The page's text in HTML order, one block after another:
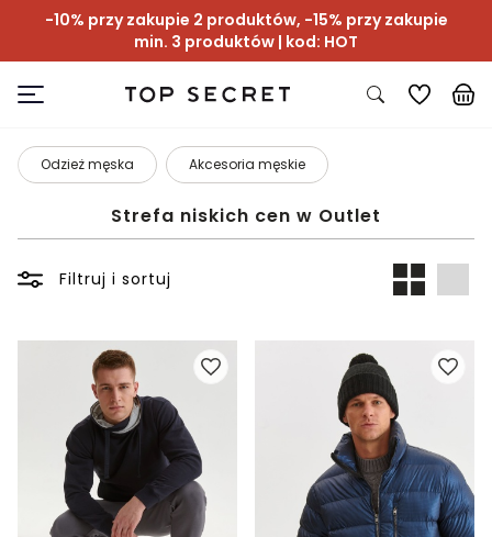
-10% przy zakupie 2 produktów, -15% przy zakupie
min. 3 produktów | kod: HOT
Odzież męska Akcesoria męskie
Strefa niskich cen w Outlet
Filtruj i sortuj